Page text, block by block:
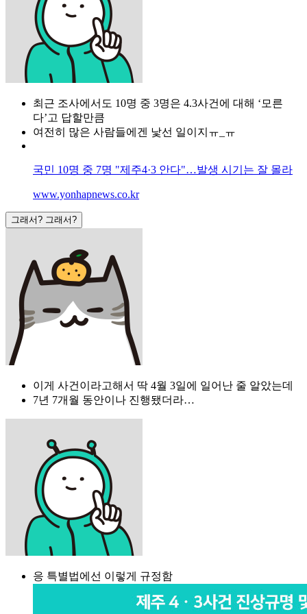
최근 조사에서도 10명 중 3명은 4.3사건에 대해 ‘모른
다’고 답할만큼
여전히 많은 사람들에겐 낯선 일이지ㅠ_ㅠ
국민 10명 중 7명 "제주4·3 안다"…발생 시기는 잘 몰라
www.yonhapnews.co.kr
그래서? 그래서?
이게 사건이라고해서 딱 4월 3일에 일어난 줄 알았는데
7년 7개월 동안이나 진행됐더라…
응 특별법에선 이렇게 규정함